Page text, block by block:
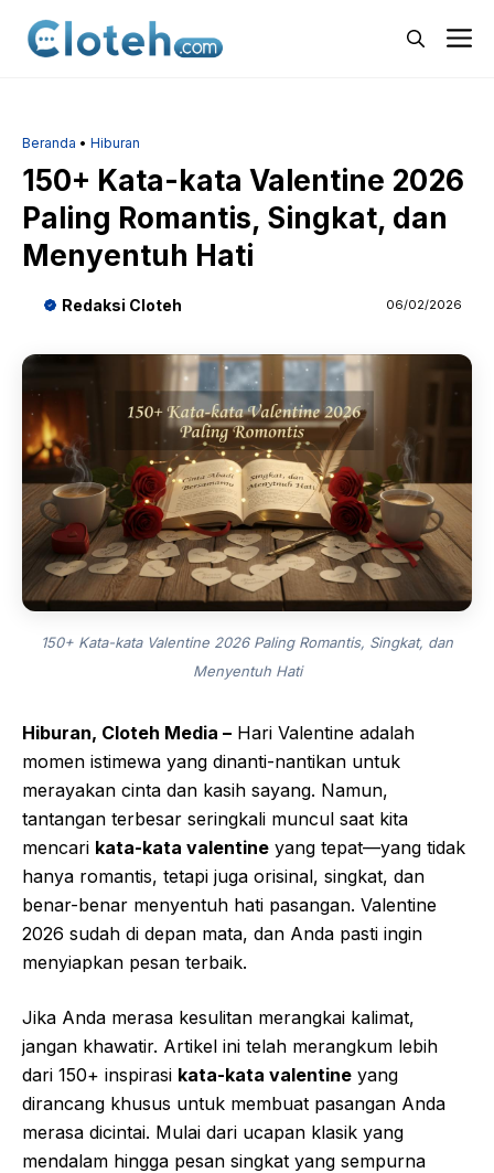
Beranda • Hiburan
150+ Kata-kata Valentine 2026
Paling Romantis, Singkat, dan
Menyentuh Hati
Redaksi Cloteh 06/02/2026
150+ Kata-kata Valentine 2026 Paling Romantis, Singkat, dan
Menyentuh Hati
Hiburan, Cloteh Media – Hari Valentine adalah
momen istimewa yang dinanti-nantikan untuk
merayakan cinta dan kasih sayang. Namun,
tantangan terbesar seringkali muncul saat kita
mencari kata-kata valentine yang tepat—yang tidak
hanya romantis, tetapi juga orisinal, singkat, dan
benar-benar menyentuh hati pasangan. Valentine
2026 sudah di depan mata, dan Anda pasti ingin
menyiapkan pesan terbaik.
Jika Anda merasa kesulitan merangkai kalimat,
jangan khawatir. Artikel ini telah merangkum lebih
dari 150+ inspirasi kata-kata valentine yang
dirancang khusus untuk membuat pasangan Anda
merasa dicintai. Mulai dari ucapan klasik yang
mendalam hingga pesan singkat yang sempurna